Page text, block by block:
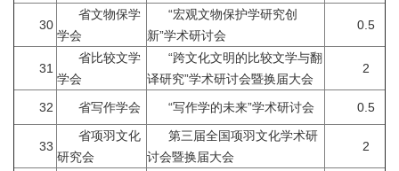
30
省文物保学
学会
“宏观文物保护学研究创
新”学术研讨会
0.5
31
省比较文学
学会
“跨文化文明的比较文学与翻
译研究”学术研讨会暨换届大会
2
32 省写作学会 “写作学的未来”学术研讨会 0.5
33
省项羽文化
研究会
第三届全国项羽文化学术研
讨会暨换届大会
2